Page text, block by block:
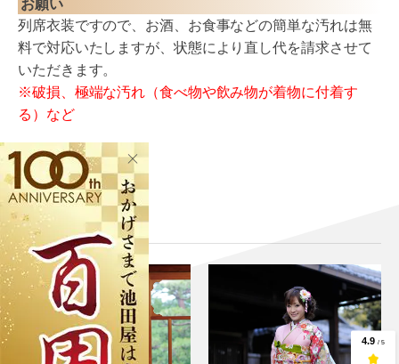
お願い
列席衣装ですので、お酒、お食事などの簡単な汚れは無
料で対応いたしますが、状態により直し代を請求させて
いただきます。
※破損、極端な汚れ（食べ物や飲み物が着物に付着す
る）など
関連商品